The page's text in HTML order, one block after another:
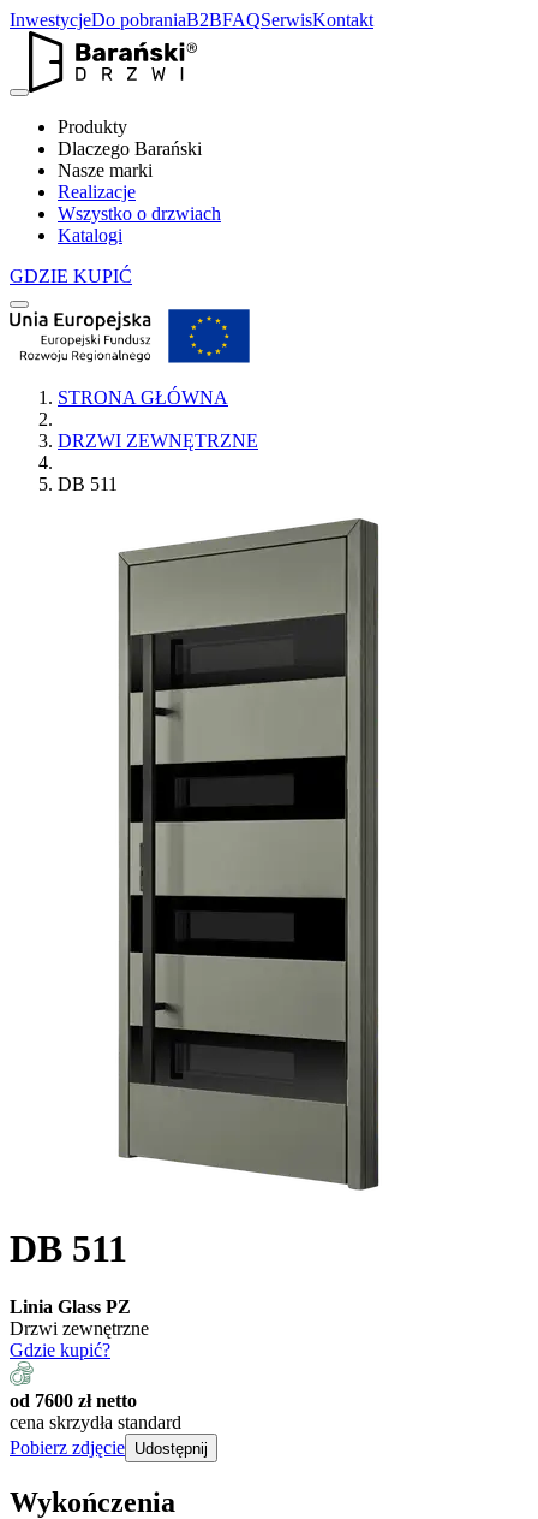
InwestycjeDo pobraniaB2BFAQSerwisKontakt
Produkty
Dlaczego Barański
Nasze marki
Realizacje
Wszystko o drzwiach
Katalogi
GDZIE KUPIĆ
STRONA GŁÓWNA
DRZWI ZEWNĘTRZNE
DB 511
DB 511
Linia Glass PZ
Drzwi zewnętrzne
Gdzie kupić?
od 7600 zł netto
cena skrzydła standard
Pobierz zdjęcie Udostępnij
Wykończenia